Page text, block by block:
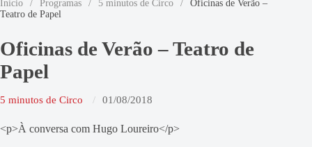
Início / Programas / 5 minutos de Circo /
Oficinas de Verão –
Teatro de Papel
Oficinas de Verão – Teatro de
Papel
5 minutos de Circo 01/08/2018
<p>À conversa com Hugo Loureiro</p>